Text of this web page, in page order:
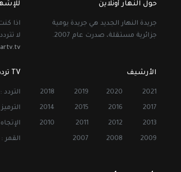
حول النهار أونلاين
جريدة النهار الجديد هي جريدة يومية
جزائرية مستقلة، صدرت عام 2007.
اذا
لا
الأرشيف
2021
2020
2019
2018
2017
2016
2015
2014
2013
2012
2011
2010
2009
2008
2007
TV تردد قناة النهار
التردد :
القمر :